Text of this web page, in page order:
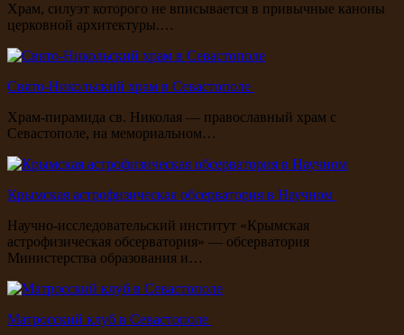
Храм, силуэт которого не вписывается в привычные каноны
церковной архитектуры.…
Свято-Никольский храм в Севастополе
Храм-пирамида св. Николая — православный храм с
Севастополе, на мемориальном…
Крымская астрофизическая обсерватория в Научном
Научно-исследовательский институт «Крымская
астрофизическая обсерватория» — обсерватория
Министерства образования и…
Матросский клуб в Севастополе